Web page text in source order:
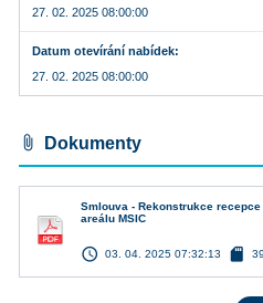
27. 02. 2025 08:00:00
Datum otevírání nabídek
27. 02. 2025 08:00:00
attach_file Dokumenty
Smlouva - Rekonstrukce
areálu MSIC
access_time 03. 04. 2025 07:32:13 sd_card